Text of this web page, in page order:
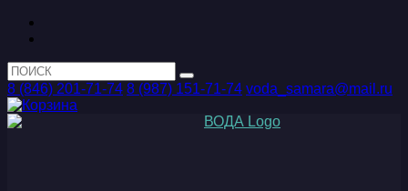
8 (846) 201-71-74 8 (987) 151-71-74 voda_samara@mail.ru